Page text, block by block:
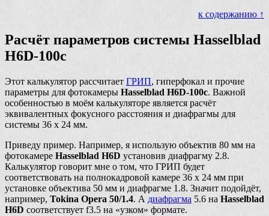
к содержанию ↑
Расчёт параметров системы Hasselblad
H6D-100c
Этот калькулятор рассчитает ГРИП, гиперфокал и прочие
параметры для фотокамеры Hasselblad H6D-100c. Важной
особенностью в моём калькуляторе является расчёт
эквивалентных фокусного расстояния и диафрагмы для
системы 36 х 24 мм.
Приведу пример. Например, я использую объектив 80 мм на
фотокамере Hasselblad H6D установив диафрагму 2.8.
Калькулятор говорит мне о том, что ГРИП будет
соответствовать на полнокадровой камере 36 х 24 мм при
установке объектива 50 мм и диафрагме 1.8. Значит подойдёт,
например, Tokina Opera 50/1.4. А диафрагма 5.6 на Hasselblad
H6D соответствует f3.5 на «узком» формате.